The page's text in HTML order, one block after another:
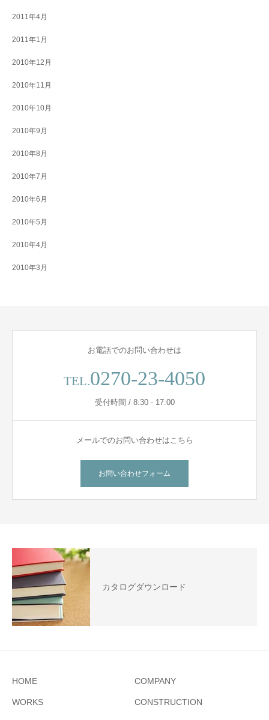
2011年4月
2011年1月
2010年12月
2010年11月
2010年10月
2010年9月
2010年8月
2010年7月
2010年6月
2010年5月
2010年4月
2010年3月
お電話でのお問い合わせは
TEL.0270-23-4050
受付時間 / 8:30 - 17:00
メールでのお問い合わせはこちら
お問い合わせフォーム
カタログダウンロード
HOME COMPANY
WORKS CONSTRUCTION